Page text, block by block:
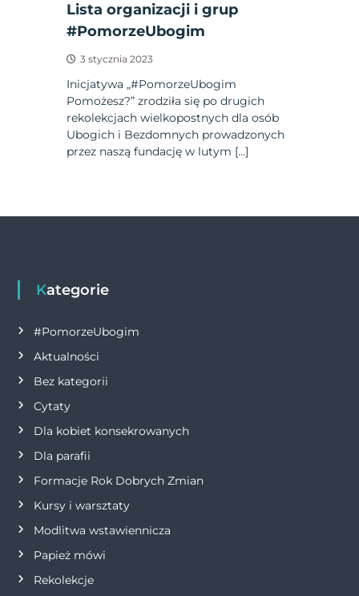
Lista organizacji i grup
#PomorzeUbogim
3 stycznia 2023
Inicjatywa „#PomorzeUbogim
Pomożesz?” zrodziła się po drugich
rekolekcjach wielkopostnych dla osób
Ubogich i Bezdomnych prowadzonych
przez naszą fundację w lutym […]
Kategorie
#PomorzeUbogim
Aktualności
Bez kategorii
Cytaty
Dla kobiet konsekrowanych
Dla parafii
Formacje Rok Dobrych Zmian
Kursy i warsztaty
Modlitwa wstawiennicza
Papież mówi
Rekolekcje